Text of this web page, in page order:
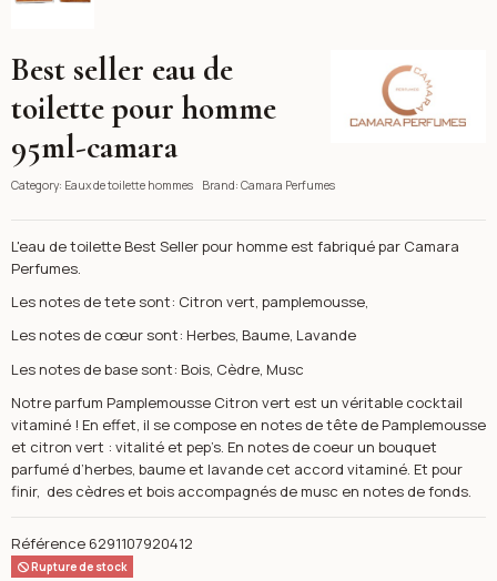
Camara Perfumes
Best seller eau de
toilette pour homme
95ml-camara
Category: Eaux de toilette hommes Brand: Camara Perfumes
L'eau de toilette Best Seller pour homme est fabriqué par Camara
Perfumes.
Les notes de tete sont: Citron vert, pamplemousse,
Les notes de cœur sont: Herbes, Baume, Lavande
Les notes de base sont: Bois, Cèdre, Musc
Notre parfum Pamplemousse Citron vert est un véritable cocktail
vitaminé ! En effet, il se compose en notes de tête de Pamplemousse
et citron vert : vitalité et pep’s. En notes de coeur un bouquet
parfumé d’herbes, baume et lavande cet accord vitaminé. Et pour
finir, des cèdres et bois accompagnés de musc en notes de fonds.
Référence 6291107920412
Rupture de stock